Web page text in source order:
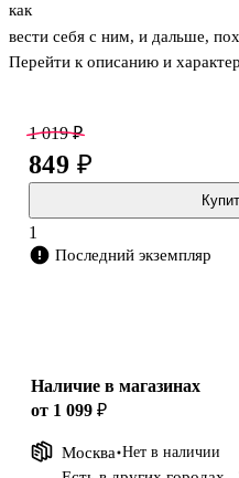
как
вести себя с ним, и дальше,
Знакомая
теперь вы сможете с этим
психотерапевт с
20-летним стажем, хорошо
могут
быть и малыши, и подростки. В
ситуации
ссоры с ребенком, объяснит, в
может изменить мод
Перейти к описанию и
1 019 ₽
849 ₽
1
Последний экземпляр
Наличие в магазинах
от 1 099 ₽
Москва Нет в наличии